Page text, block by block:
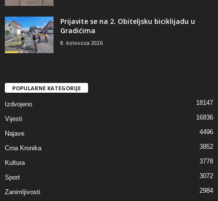
Prijavite se na 2. Obiteljsku biciklijadu u
Gradićima
8. kolovoza 2026
POPULARNE KATEGORIJE
Izdvojeno 18147
Vijesti 16836
Najave 4496
Crna Kronika 3852
Kultura 3778
Sport 3072
Zanimljivosti 2984